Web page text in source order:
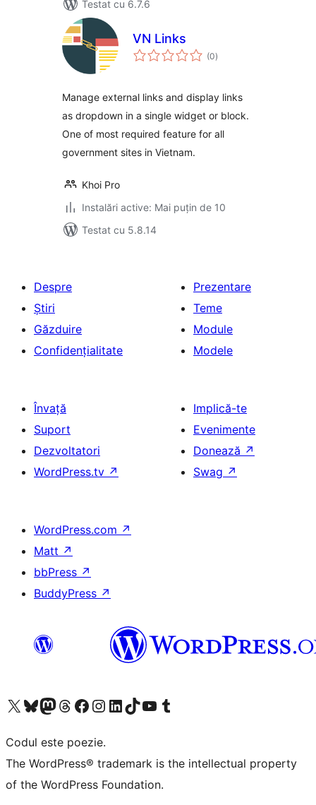
Testat cu 6.7.6
VN Links
(0total
aprecieri
)
Manage external links and display links
as dropdown in a single widget or block.
One of most required feature for all
government sites in Vietnam.
Khoi Pro
Instalări active: Mai puțin de 10
Testat cu 5.8.14
Despre
Știri
Găzduire
Confidențialitate
Prezentare
Teme
Module
Modele
Învață
Suport
Dezvoltatori
WordPress.tv ↗
Implică-te
Evenimente
Donează ↗
Swag ↗
WordPress.com ↗
Matt ↗
bbPress ↗
BuddyPress ↗
Mergi la contul nostru X (fost Twitter)
Vizitează contul nostru Bluesky
Vizitează contul nostru Mastodon
Vizitează contul nostru Threads
Vizitează pagina noastră Facebook
Vizitează-ne pe Instagram
Vizitează-ne pe LinkedIn
Vizitează contul nostru TikTok
Vizitează canalul nostru YouTube
Vizitează contul nostru Tumblr
Codul este poezie.
The WordPress® trademark is the intellectual property
of the WordPress Foundation.